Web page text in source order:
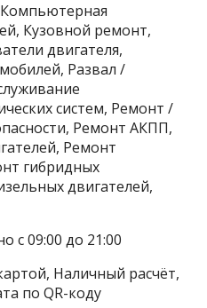
Компьютерная
Кузовной ремонт,
двигателя,
Развал /
систем, Ремонт /
Ремонт АКПП,
Ремонт
гибридных
двигателей,
с 09:00 до 21:00
Наличный расчёт,
по QR-коду